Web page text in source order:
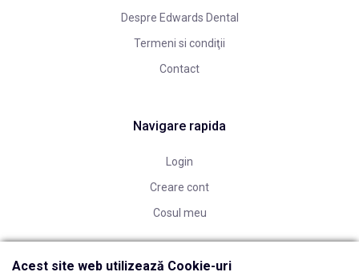
Despre Edwards Dental
Termeni si condiţii
Contact
Navigare rapida
Login
Creare cont
Cosul meu
Acest site web utilizează Cookie-uri